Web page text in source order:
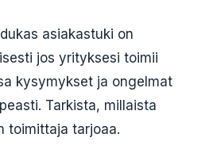
asiakastuki on
jos yrityksesi toimii
kysymykset ja ongelmat
Tarkista, millaista
toimittaja tarjoaa.